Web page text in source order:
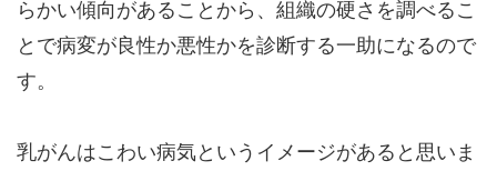
らかい傾向があることから、組織の硬さを調べるこ
とで病変が良性か悪性かを診断する一助になるので
す。
乳がんはこわい病気というイメージがあると思いま